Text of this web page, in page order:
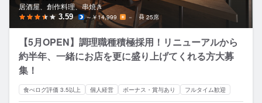
居酒屋、創作料理、串焼き
3.59 ～￥14,999 － 25席
【5月OPEN】調理職種積極採用！リニューアルから
約半年、一緒にお店を更に盛り上げてくれる方大募
集！
食べログ評価 3.5以上 個人経営 ボーナス・賞与あり フルタイム歓迎